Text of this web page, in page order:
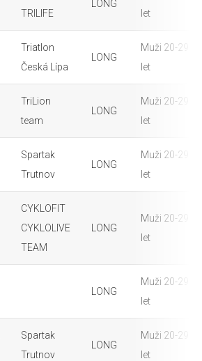
TRILIFE
LONG
let
Triatlon
Česká Lípa
LONG
Muži 20-29
let
TriLion
team
LONG
Muži 20-29
let
Spartak
Trutnov
LONG
Muži 20-29
let
CYKLOFIT
CYKLOLIVE
TEAM
LONG
Muži 20-29
let
LONG
Muži 20-29
let
Spartak
Trutnov
LONG
Muži 20-29
let